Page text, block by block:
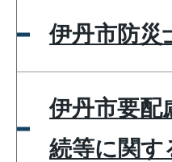
伊丹市防災
伊丹市要配
続等に関す